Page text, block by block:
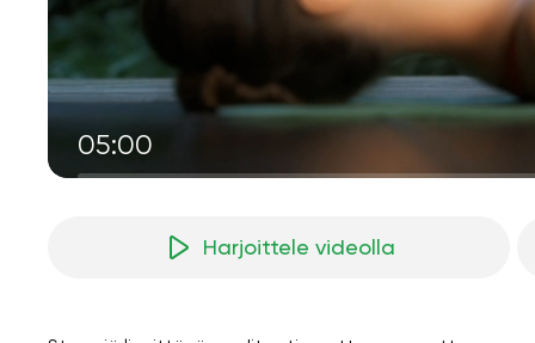
05:00
Harjoittele videolla